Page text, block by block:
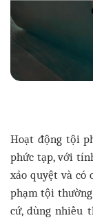
Hoạt động tội
phức tạp, với
xảo quyệt và có
phạm tội
cứ, dùng nhiều